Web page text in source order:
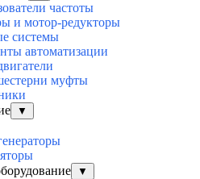
частоты
и мотор-редукторы
системы
автоматизации
муфты
▼
▼